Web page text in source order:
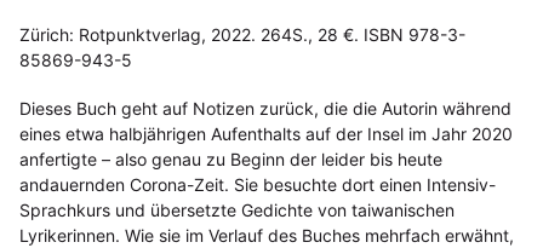
Zürich: Rotpunktverlag, 2022. 264S., 28 €. ISBN 978-3-
85869-943-5
Dieses Buch geht auf Notizen zurück, die die Autorin während
eines etwa halbjährigen Aufenthalts auf der Insel im Jahr 2020
anfertigte – also genau zu Beginn der leider bis heute
andauernden Corona-Zeit. Sie besuchte dort einen Intensiv-
Sprachkurs und übersetzte Gedichte von taiwanischen
Lyrikerinnen. Wie sie im Verlauf des Buches mehrfach erwähnt,